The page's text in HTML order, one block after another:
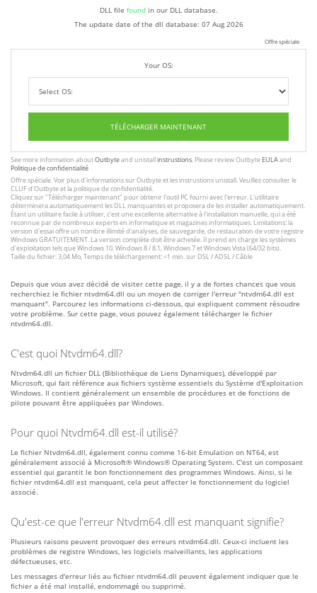
DLL file foundin our DLL database.
The update date of the dll database: 07 Aug 2026
Offre spéciale
Your OS:
TÉLÉCHARGER MAINTENANT
See more information aboutOutbyteand unistallinstrustions. Please review Outbyte EULAand
Politique de confidentialité
Offre spéciale. Voir plus d'informations surOutbyteet lesinstrustions unistall. Veuillez consulter le
CLUFd'Outbyte etla politique de confidentialité.
Cliquez sur"Télécharger maintenant" pour obtenir l'outil PC fourni avec l'erreur. L'utilitaire
déterminera automatiquement les DLL manquantes et proposera de les installer automatiquement.
Étant un utilitaire facile à utiliser, c'est une excellente alternative à l'installation manuelle, qui a été
reconnue par de nombreux experts en informatique et magazines informatiques. Limitations: la
version d'essai offre un nombre illimité d'analyses, de sauvegarde, de restauration de votre registre
Windows GRATUITEMENT. La version complète doit être achetée. Il prend en charge les systèmes
d'exploitation tels que Windows 10, Windows 8 / 8.1, Windows 7 et Windows Vista (64/32 bits).
Taille du fichier: 3,04 Mo, Temps de téléchargement: <1 min. sur DSL / ADSL / Câble
Depuis que vous avez décidé de visiter cette page, il y a de fortes chances que vous
recherchiez le fichier ntvdm64.dll ou un moyen de corriger l'erreur "ntvdm64.dll est
manquant". Parcourez les informations ci-dessous, qui expliquent comment résoudre
votre problème. Sur cette page, vous pouvez également télécharger le fichier
ntvdm64.dll.
C'est quoi Ntvdm64.dll?
Ntvdm64.dll un fichier DLL (Bibliothèque de Liens Dynamiques), développé par
Microsoft, qui fait référence aux fichiers système essentiels du Système d'Exploitation
Windows. Il contient généralement un ensemble de procédures et de fonctions de
pilote pouvant être appliquées par Windows.
Pour quoi Ntvdm64.dll est-il utilisé?
Le fichier Ntvdm64.dll, également connu comme 16-bit Emulation on NT64, est
généralement associé à Microsoft® Windows® Operating System. C'est un composant
essentiel qui garantit le bon fonctionnement des programmes Windows. Ainsi, si le
fichier ntvdm64.dll est manquant, cela peut affecter le fonctionnement du logiciel
associé.
Qu'est-ce que l'erreur Ntvdm64.dll est manquant signifie?
Plusieurs raisons peuvent provoquer des erreurs ntvdm64.dll. Ceux-ci incluent les
problèmes de registre Windows, les logiciels malveillants, les applications
défectueuses, etc.
Les messages d'erreur liés au fichier ntvdm64.dll peuvent également indiquer que le
fichier a été mal installé, endommagé ou supprimé.